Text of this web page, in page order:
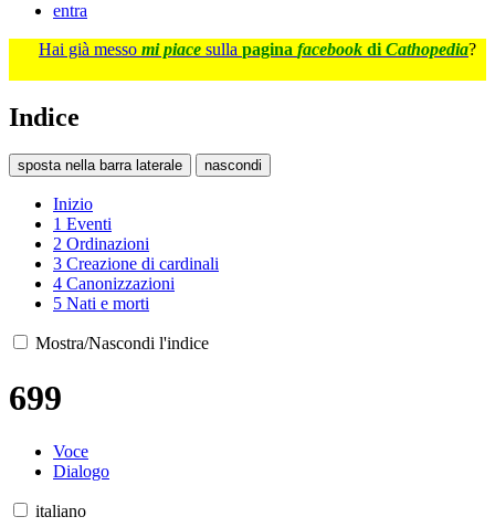
entra
Hai già messo mi piace sulla pagina facebook di Cathopedia?
Indice
sposta nella barra laterale nascondi
Inizio
1 Eventi
2 Ordinazioni
3 Creazione di cardinali
4 Canonizzazioni
5 Nati e morti
Mostra/Nascondi l'indice
699
Voce
Dialogo
italiano